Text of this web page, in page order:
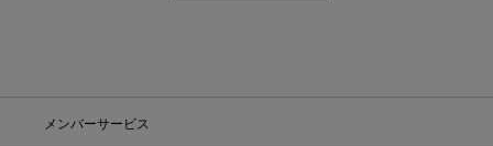
メンバーサービス